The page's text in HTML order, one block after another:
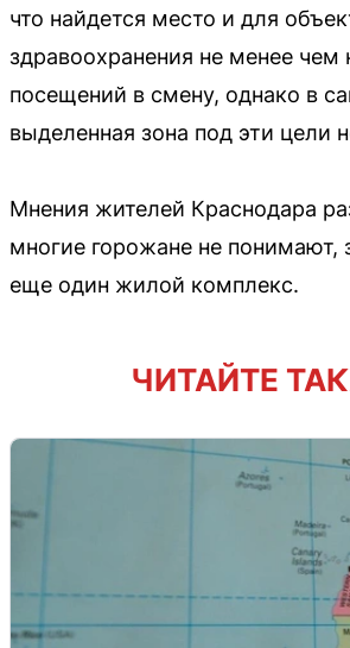
что найдется место и для
здравоохранения не менее чем
посещений в смену, однако в
выделенная зона под эти цели
Мнения жителей Краснодара
многие горожане не понимают,
еще один жилой комплекс.
ЧИТАЙТЕ